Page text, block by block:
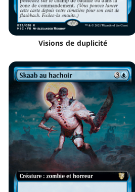
Visions de duplicité